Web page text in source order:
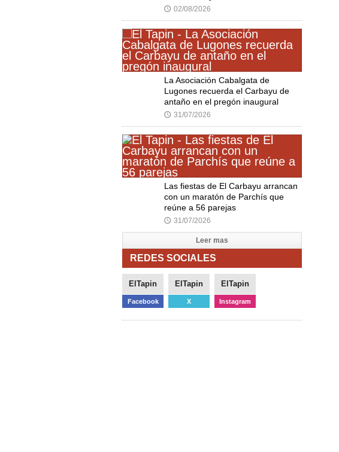
🕔 02/08/2026
La Asociación Cabalgata de
Lugones recuerda el Carbayu de
antaño en el pregón inaugural
🕔 31/07/2026
Las fiestas de El Carbayu arrancan
con un maratón de Parchís que
reúne a 56 parejas
🕔 31/07/2026
Leer mas
REDES SOCIALES
ElTapin
Facebook
ElTapin
X
ElTapin
Instagram